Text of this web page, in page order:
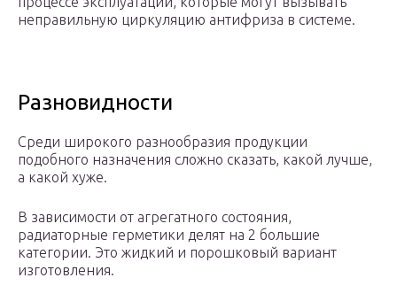
неправильную циркуляцию антифриза в системе.
Разновидности
Среди широкого разнообразия продукции
подобного назначения сложно сказать, какой лучше,
а какой хуже.
В зависимости от агрегатного состояния,
радиаторные герметики делят на 2 большие
категории. Это жидкий и порошковый вариант
изготовления.